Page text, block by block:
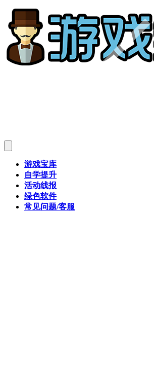
游戏宝库
自学提升
活动线报
绿色软件
常见问题/客服